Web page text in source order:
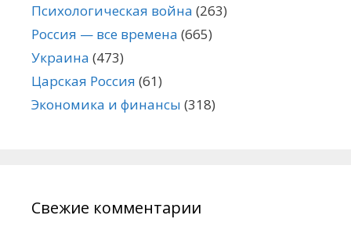
Психологическая война (263)
Россия — все времена (665)
Украина (473)
Царская Россия (61)
Экономика и финансы (318)
Свежие комментарии